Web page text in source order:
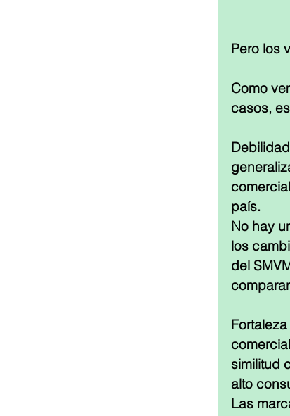
Pero los
Como
casos,
país.
No hay
los
del
similitud
alto
Las